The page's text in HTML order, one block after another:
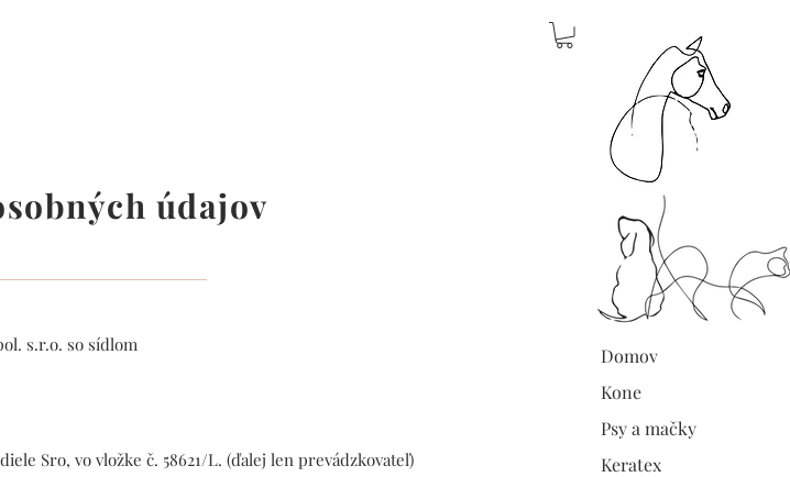
Domov
Kone
Psy a mačky
Keratex
údajov
s.r.o. so sídlom
Sro, vo vložke č. 58621/L. (ďalej len prevádzkovateľ)